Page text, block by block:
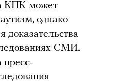
КПК может
однако
доказательства
СМИ.
пресс-